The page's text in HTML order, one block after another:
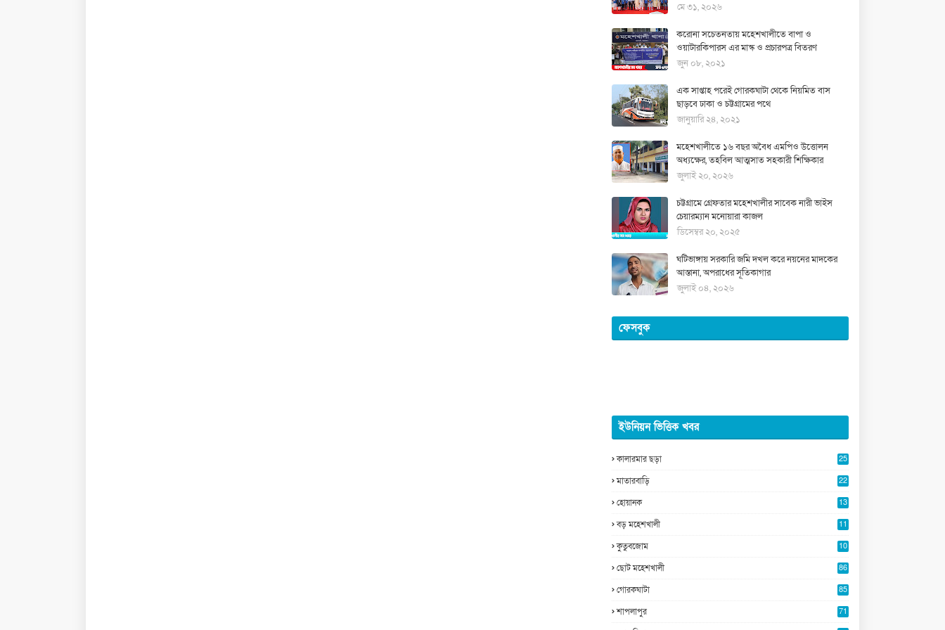
মে ৩১, ২০২৬
করোনা সচেতনতায় মহেশখালীতে বাপা ও
ওয়াটারকিপারস এর মাস্ক ও প্রচারপত্র বিতরণ
জুন ০৮, ২০২১
এক সাপ্তাহ পরেই গোরকঘাটা থেকে নিয়মিত বাস
ছাড়বে ঢাকা ও চট্টগ্রামের পথে
জানুয়ারি ২৪, ২০২১
মহেশখালীতে ১৬ বছর অবৈধ এমপিও উত্তোলন
অধ্যক্ষের, তহবিল আত্মসাত সহকারী শিক্ষিকার
জুলাই ২০, ২০২৬
চট্টগ্রামে গ্রেফতার মহেশখালীর সাবেক নারী ভাইস
চেয়ারম্যান মনোয়ারা কাজল
ডিসেম্বর ২০, ২০২৫
ঘটিভাঙ্গায় সরকারি জমি দখল করে নয়নের মাদকের
আস্তানা, অপরাধের সূতিকাগার
জুলাই ০৪, ২০২৬
ফেসবুক
ইউনিয়ন ভিত্তিক খবর
কালারমার ছড়া
25
মাতারবাড়ি
22
হোয়ানক
13
বড় মহেশখালী
11
কুতুবজোম
10
ছোট মহেশখালী 86
গোরকঘাটা 85
শাপলাপুর 71